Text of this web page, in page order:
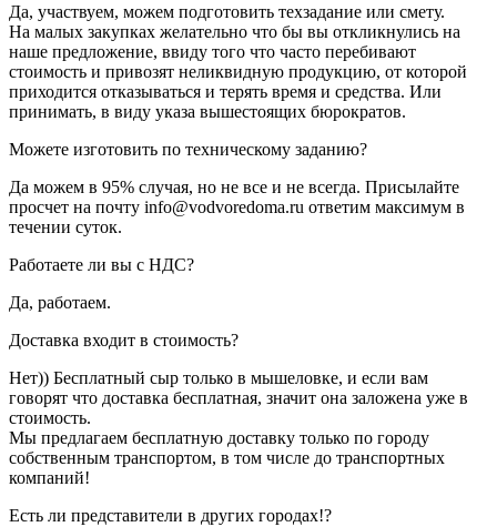
Да, участвуем, можем подготовить техзадание или смету.
На малых закупках желательно что бы вы откликнулись на
наше предложение, ввиду того что часто перебивают
стоимость и привозят неликвидную продукцию, от которой
приходится отказываться и терять время и средства. Или
принимать, в виду указа вышестоящих бюрократов.
Можете изготовить по техническому заданию?
Да можем в 95% случая, но не все и не всегда. Присылайте
просчет на почту info@vodvoredoma.ru ответим максимум в
течении суток.
Работаете ли вы с НДС?
Да, работаем.
Доставка входит в стоимость?
Нет)) Бесплатный сыр только в мышеловке, и если вам
говорят что доставка бесплатная, значит она заложена уже в
стоимость.
Мы предлагаем бесплатную доставку только по городу
собственным транспортом, в том числе до транспортных
компаний!
Есть ли представители в других городах!?